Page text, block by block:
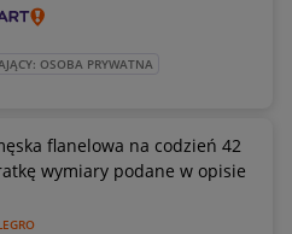
OSOBA PRYWATNA
flanelowa na codzień 42
wymiary podane w opisie